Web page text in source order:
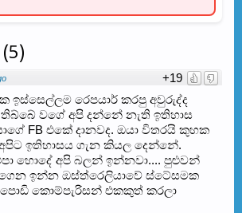
(5)
+19
ඉස්සෙල්ලම රෙපයාර් කරපු අවුරුද්ද
වගේ අපි දන්නේ නැති ඉතිහාස
FB එකේ දානවද. ඔයා විතරයි කුහක
ඉතිහාසය ගැන කියල දෙන්නේ.
හොදේ අපි බලන් ඉන්නවා.... පුළුවන්
ඉන්න ඔස්ත්රෙලියාවේ ස්ටේසමක
කොම්පැරිසන් එකකුත් කරලා